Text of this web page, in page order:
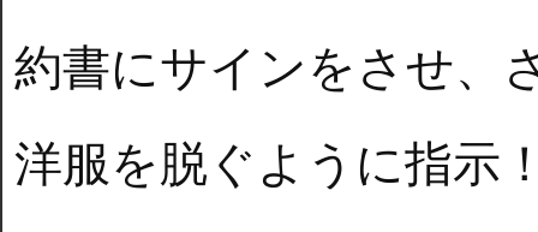
約書にサインをさせ、
洋服を脱ぐように指示